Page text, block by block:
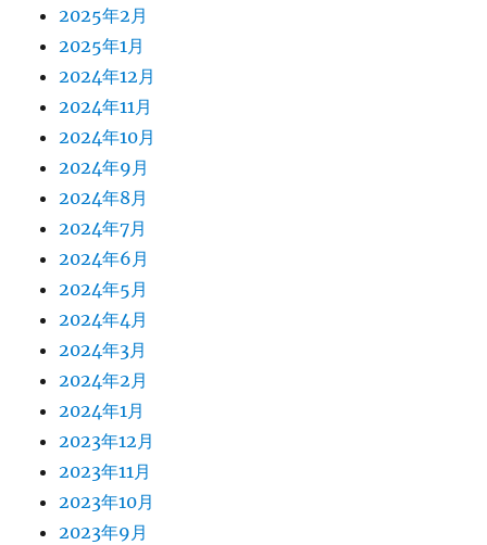
2025年2月
2025年1月
2024年12月
2024年11月
2024年10月
2024年9月
2024年8月
2024年7月
2024年6月
2024年5月
2024年4月
2024年3月
2024年2月
2024年1月
2023年12月
2023年11月
2023年10月
2023年9月